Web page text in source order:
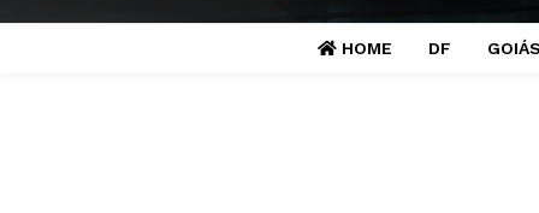
HOME DF